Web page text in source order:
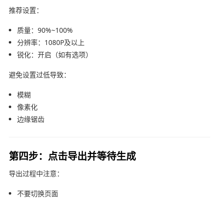
推荐设置：
质量：90%~100%
分辨率：1080P及以上
锐化：开启（如有选项）
避免设置过低导致：
模糊
像素化
边缘锯齿
第四步：点击导出并等待生成
导出过程中注意：
不要切换页面